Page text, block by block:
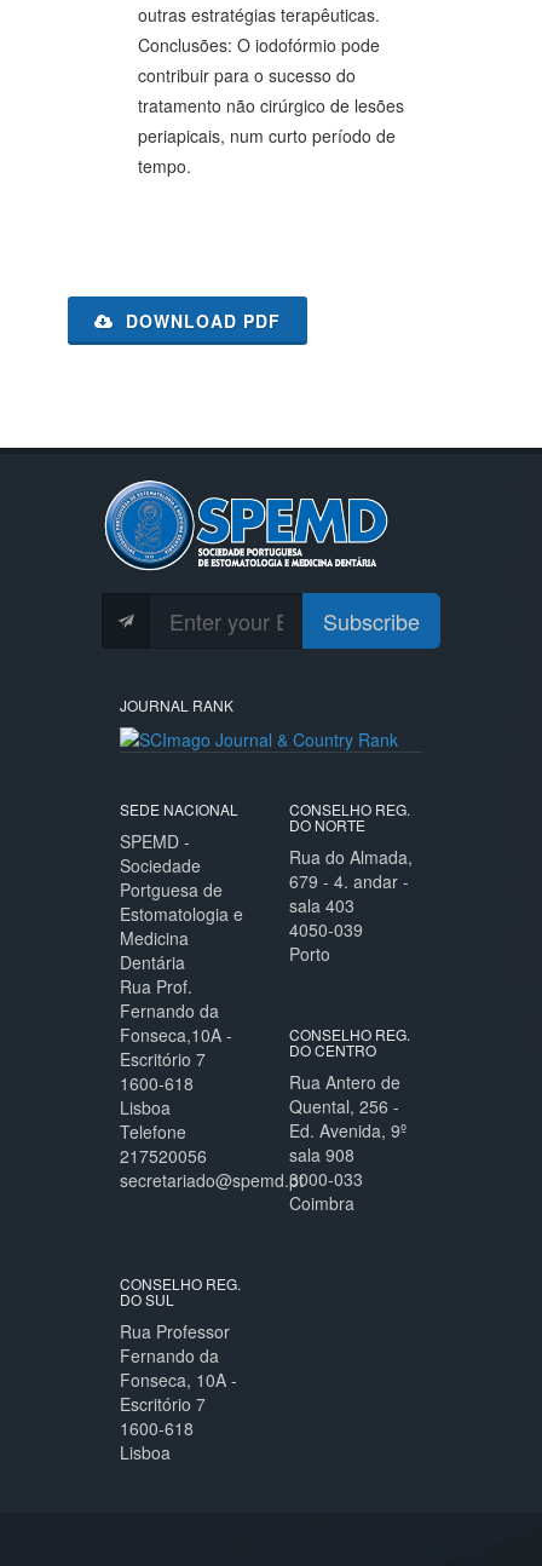
outras estratégias terapêuticas.
Conclusões: O iodofórmio pode
contribuir para o sucesso do
tratamento não cirúrgico de lesões
periapicais, num curto período de
tempo.
DOWNLOAD PDF
Subscribe
JOURNAL RANK
SEDE NACIONAL
SPEMD -
Sociedade
Portguesa de
Estomatologia e
Medicina
Dentária
Rua Prof.
Fernando da
Fonseca,10A -
Escritório 7
1600-618
Lisboa
Telefone
217520056
secretariado@spemd.pt
CONSELHO REG.
DO NORTE
Rua do Almada,
679 - 4. andar -
sala 403
4050-039
Porto
CONSELHO REG.
DO CENTRO
Rua Antero de
Quental, 256 -
Ed. Avenida, 9º
sala 908
3000-033
Coimbra
CONSELHO REG.
DO SUL
Rua Professor
Fernando da
Fonseca, 10A -
Escritório 7
1600-618
Lisboa